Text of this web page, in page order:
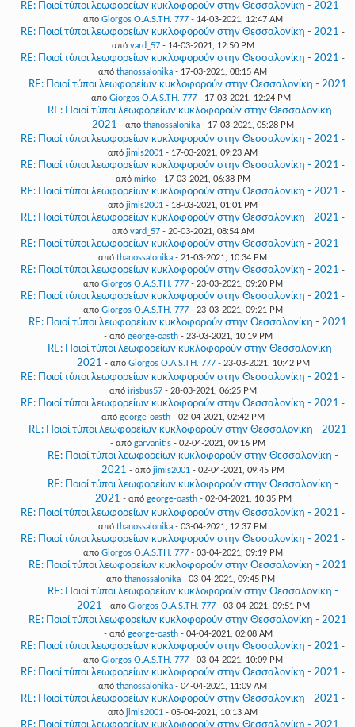
RE: Ποιοί τύποι λεωφορείων κυκλοφορούν στην Θεσσαλονίκη - 2021 -
από Giorgos O.A.S.TH. 777- 14-03-2021, 12:47 AM
RE: Ποιοί τύποι λεωφορείων κυκλοφορούν στην Θεσσαλονίκη - 2021 -
από vard_57- 14-03-2021, 12:50 PM
RE: Ποιοί τύποι λεωφορείων κυκλοφορούν στην Θεσσαλονίκη - 2021 -
από thanossalonika - 17-03-2021, 08:15 AM
RE: Ποιοί τύποι λεωφορείων κυκλοφορούν στην Θεσσαλονίκη - 2021
- από Giorgos O.A.S.TH. 777- 17-03-2021, 12:24 PM
RE: Ποιοί τύποι λεωφορείων κυκλοφορούν στην Θεσσαλονίκη -
2021 - από thanossalonika - 17-03-2021, 05:28 PM
RE: Ποιοί τύποι λεωφορείων κυκλοφορούν στην Θεσσαλονίκη - 2021 -
από jimis2001 - 17-03-2021, 09:23 AM
RE: Ποιοί τύποι λεωφορείων κυκλοφορούν στην Θεσσαλονίκη - 2021 -
από mirko- 17-03-2021, 06:38 PM
RE: Ποιοί τύποι λεωφορείων κυκλοφορούν στην Θεσσαλονίκη - 2021 -
από jimis2001 - 18-03-2021, 01:01 PM
RE: Ποιοί τύποι λεωφορείων κυκλοφορούν στην Θεσσαλονίκη - 2021 -
από vard_57- 20-03-2021, 08:54 AM
RE: Ποιοί τύποι λεωφορείων κυκλοφορούν στην Θεσσαλονίκη - 2021 -
από thanossalonika - 21-03-2021, 10:34 PM
RE: Ποιοί τύποι λεωφορείων κυκλοφορούν στην Θεσσαλονίκη - 2021 -
από Giorgos O.A.S.TH. 777- 23-03-2021, 09:20 PM
RE: Ποιοί τύποι λεωφορείων κυκλοφορούν στην Θεσσαλονίκη - 2021 -
από Giorgos O.A.S.TH. 777- 23-03-2021, 09:21 PM
RE: Ποιοί τύποι λεωφορείων κυκλοφορούν στην Θεσσαλονίκη - 2021
- από george-oasth- 23-03-2021, 10:19 PM
RE: Ποιοί τύποι λεωφορείων κυκλοφορούν στην Θεσσαλονίκη -
2021 - από Giorgos O.A.S.TH. 777- 23-03-2021, 10:42 PM
RE: Ποιοί τύποι λεωφορείων κυκλοφορούν στην Θεσσαλονίκη - 2021 -
από irisbus57- 28-03-2021, 06:25 PM
RE: Ποιοί τύποι λεωφορείων κυκλοφορούν στην Θεσσαλονίκη - 2021 -
από george-oasth- 02-04-2021, 02:42 PM
RE: Ποιοί τύποι λεωφορείων κυκλοφορούν στην Θεσσαλονίκη - 2021
- από garvanitis - 02-04-2021, 09:16 PM
RE: Ποιοί τύποι λεωφορείων κυκλοφορούν στην Θεσσαλονίκη -
2021 - από jimis2001 - 02-04-2021, 09:45 PM
RE: Ποιοί τύποι λεωφορείων κυκλοφορούν στην Θεσσαλονίκη -
2021 - από george-oasth- 02-04-2021, 10:35 PM
RE: Ποιοί τύποι λεωφορείων κυκλοφορούν στην Θεσσαλονίκη - 2021 -
από thanossalonika - 03-04-2021, 12:37 PM
RE: Ποιοί τύποι λεωφορείων κυκλοφορούν στην Θεσσαλονίκη - 2021 -
από Giorgos O.A.S.TH. 777- 03-04-2021, 09:19 PM
RE: Ποιοί τύποι λεωφορείων κυκλοφορούν στην Θεσσαλονίκη - 2021
- από thanossalonika - 03-04-2021, 09:45 PM
RE: Ποιοί τύποι λεωφορείων κυκλοφορούν στην Θεσσαλονίκη -
2021 - από Giorgos O.A.S.TH. 777- 03-04-2021, 09:51 PM
RE: Ποιοί τύποι λεωφορείων κυκλοφορούν στην Θεσσαλονίκη - 2021
- από george-oasth- 04-04-2021, 02:08 AM
RE: Ποιοί τύποι λεωφορείων κυκλοφορούν στην Θεσσαλονίκη - 2021 -
από Giorgos O.A.S.TH. 777- 03-04-2021, 10:09 PM
RE: Ποιοί τύποι λεωφορείων κυκλοφορούν στην Θεσσαλονίκη - 2021 -
από thanossalonika - 04-04-2021, 11:09 AM
RE: Ποιοί τύποι λεωφορείων κυκλοφορούν στην Θεσσαλονίκη - 2021 -
από jimis2001 - 05-04-2021, 10:13 AM
-